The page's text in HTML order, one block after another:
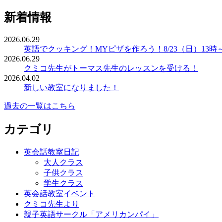
新着情報
2026.06.29
英語でクッキング！MYピザを作ろう！8/23（日）13時
2026.06.29
クミコ先生がトーマス先生のレッスンを受ける！
2026.04.02
新しい教室になりました！
過去の一覧はこちら
カテゴリ
英会話教室日記
大人クラス
子供クラス
学生クラス
英会話教室イベント
クミコ先生より
親子英語サークル「アメリカンパイ」